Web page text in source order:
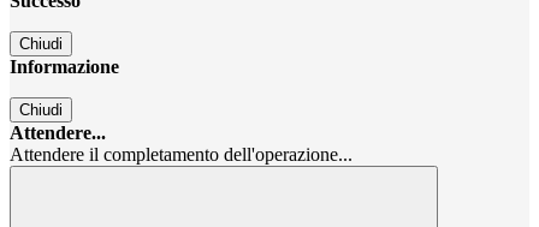
Chiudi
Informazione
Chiudi
Attendere...
Attendere il completamento dell'operazione...